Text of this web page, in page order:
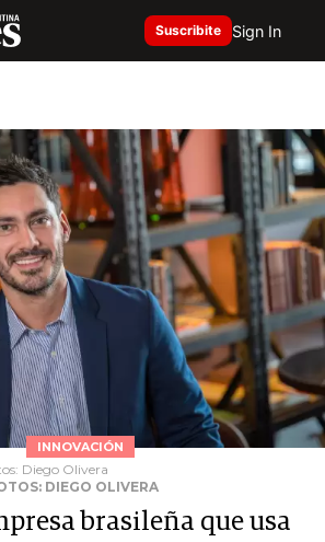
Suscribite Sign In
INNOVACIÓN
Diego Olivera
DIEGO OLIVERA
brasileña que usa